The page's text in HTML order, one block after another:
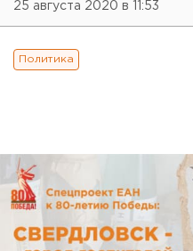
25 августа 2020 в 11:53
Политика